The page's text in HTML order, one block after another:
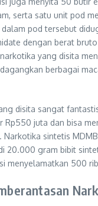
serta satu unit pod
dalam pod tersebut
dengan berat
yang disita
berbagai
disita sangat
Rp550 juta dan bisa
Narkotika sintetis
20.000 gram bibit
menyelamatkan 500